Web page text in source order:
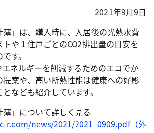
2021年9月9日
簿」は、購入時に、入居後の光熱水費
や１住戸ごとのCO2排出量の目安を
す。
エネルギーを削減するためのエコでか
提案や、高い断熱性能は健康への好影
なども紹介しています。
簿」について詳しく見る
r.com/news/2021/2021_0909.pdf（外